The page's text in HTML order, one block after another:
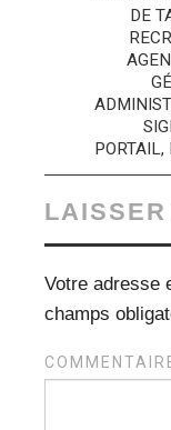
DE
PORTAIL,
LAISSER
Votre adresse
champs